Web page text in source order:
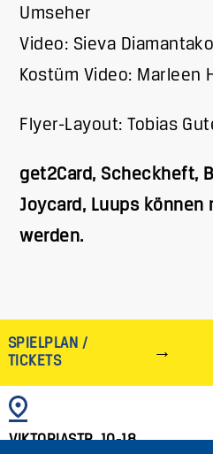
Umseher
Video: Sieva
Kostüm Video: Marleen
Flyer-Layout: Tobias
get2Card, Scheckheft,
Joycard, Luups
werden.
SPIELPLAN /
TICKETS
BILD
VIKTORIASTR. 10-18